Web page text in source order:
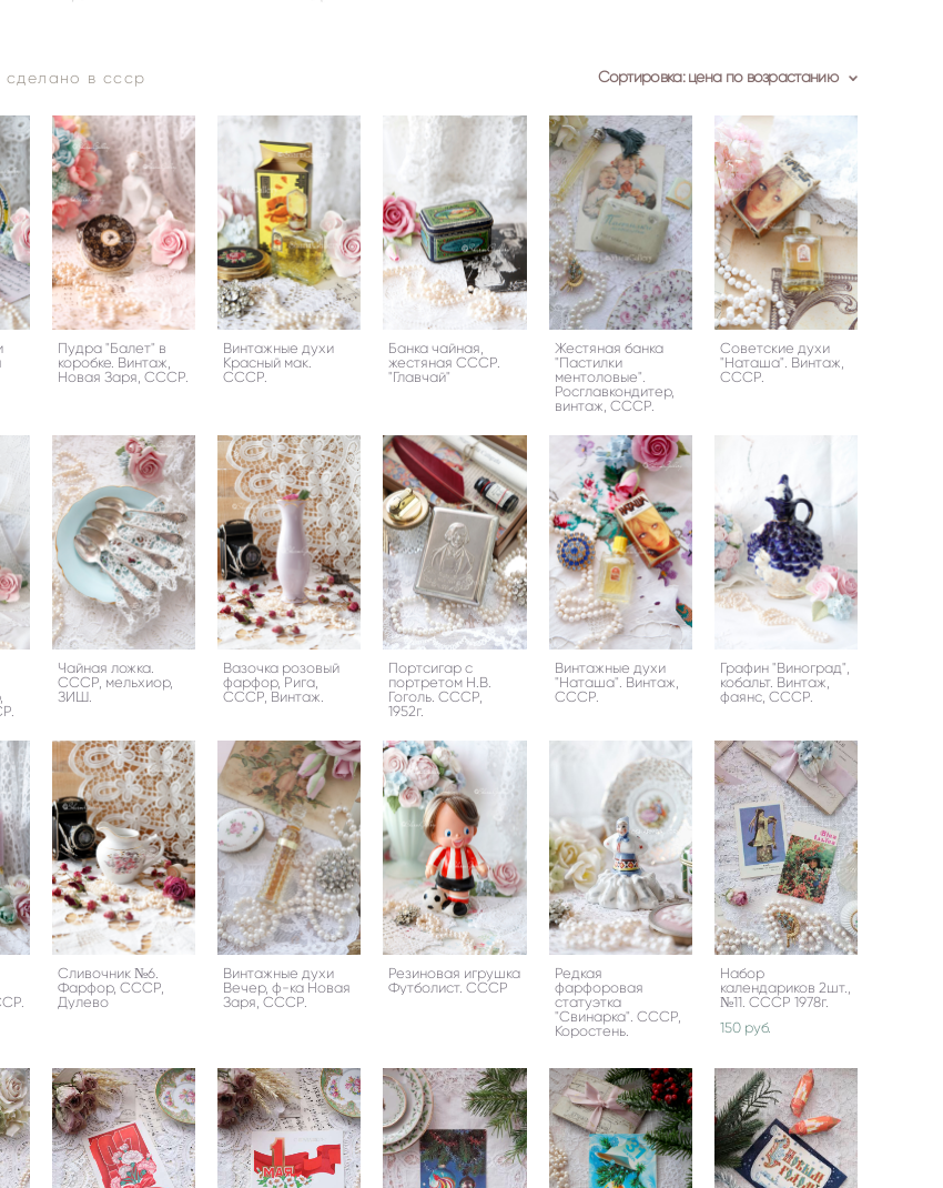
сделано в ссср Сортировка: цена по возрастанию
Пудра "Балет" в
коробке. Винтаж,
Новая Заря, СССР.
Винтажные духи
Красный мак.
СССР.
Банка чайная,
жестяная СССР.
"Главчай"
Жестяная банка
"Пастилки
ментоловые".
Росглавкондитер,
винтаж, СССР.
Советские духи
"Наташа". Винтаж,
СССР.
Чайная ложка.
СССР, мельхиор,
ЗИШ.
Вазочка розовый
фарфор, Рига,
СССР, Винтаж.
Портсигар с
портретом Н.В.
Гоголь. СССР,
1952г.
Винтажные духи
"Наташа". Винтаж,
СССР.
Графин "Виноград",
кобальт. Винтаж,
фаянс, СССР.
Сливочник №6.
Фарфор, СССР,
Дулево
Винтажные духи
Вечер, ф-ка Новая
Заря, СССР.
Резиновая игрушка
Футболист. СССР
Редкая
фарфоровая
статуэтка
"Свинарка". СССР,
Коростень.
Набор
календариков 2шт.,
№11. СССР 1978г.
150 pуб.